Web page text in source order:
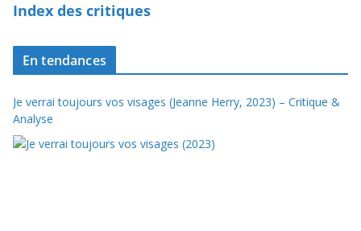
Index des critiques
En tendances
Je verrai toujours vos visages (Jeanne Herry, 2023) – Critique &
Analyse